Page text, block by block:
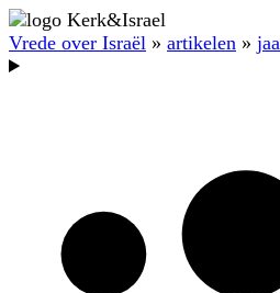
Vrede over Israël » artikelen »